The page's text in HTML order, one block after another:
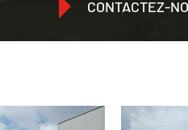
CONTACTEZ-